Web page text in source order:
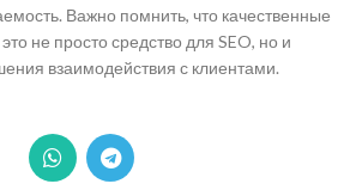
Важно помнить, что качественные
не просто средство для SEO, но и
взаимодействия с клиентами.